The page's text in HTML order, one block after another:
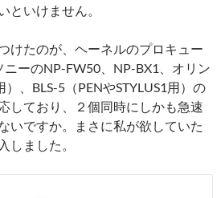
といけません。
けたのが、ヘーネルのプロキュー
ニーのNP-FW50、NP-BX1、オリン
、BLS-5（PENやSTYLUS1用）の
しており、２個同時にしかも急速
いですか。まさに私が欲していた
しました。